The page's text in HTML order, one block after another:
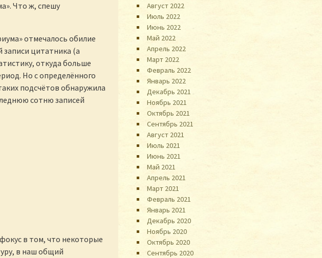
Что ж, спешу
отмечалось обилие
цитатника (а
откуда больше
Но с определённого
подсчётов обнаружила
сотню записей
в том, что некоторые
в наш общий
Август 2022
Июль 2022
Июнь 2022
Май 2022
Апрель 2022
Март 2022
Февраль 2022
Январь 2022
Декабрь 2021
Ноябрь 2021
Октябрь 2021
Сентябрь 2021
Август 2021
Июль 2021
Июнь 2021
Май 2021
Апрель 2021
Март 2021
Февраль 2021
Январь 2021
Декабрь 2020
Ноябрь 2020
Октябрь 2020
Сентябрь 2020